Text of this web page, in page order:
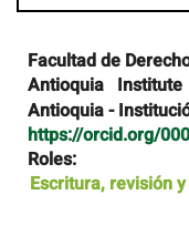
Contenido
principal
del
artículo
Facultad de
Antioquia
Antioquia -
https://orcid.org/
Roles:
Escritura, revisión